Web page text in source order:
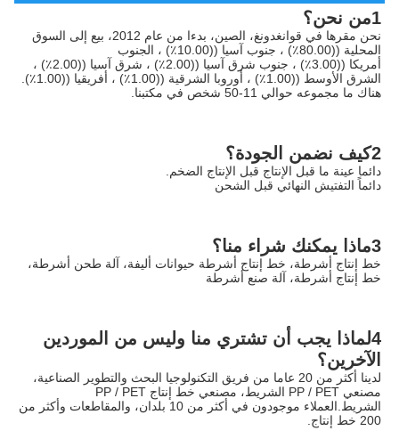
1من نحن؟
المحلية ((80.00٪) ، جنوب آسيا ((10.00٪) ، الجنوب
هناك ما مجموعه حوالي 11-50 شخص في مكتبنا.
2كيف نضمن الجودة؟
دائما عينة ما قبل الإنتاج قبل الإنتاج الضخم.
دائماً التفتيش النهائي قبل الشحن
3ماذا يمكنك شراء منا؟
خط إنتاج أشرطة، آلة صنع أشرطة
الآخرين؟
200 خط إنتاج.